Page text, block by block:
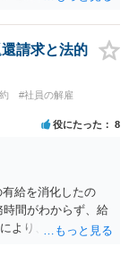
渉を受けずに応訴
失を立証する必要
められ敗訴した場
なります（同法４
らにいくら請求し
社員に請求（求
請求と法的
#社員の解雇
役にたった 8
有給を消化したの
間がわからず、給
より、社や他のス